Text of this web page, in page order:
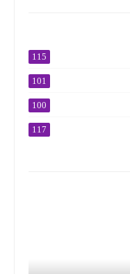
115
101
100
117